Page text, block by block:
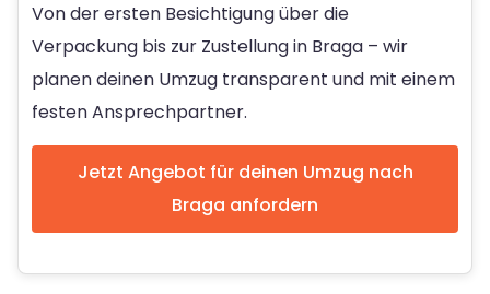
Von der ersten Besichtigung über die
Verpackung bis zur Zustellung in Braga – wir
planen deinen Umzug transparent und mit einem
festen Ansprechpartner.
Jetzt Angebot für deinen Umzug nach
Braga anfordern